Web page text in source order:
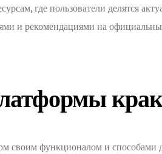
где пользователи делятся
и рекомендациями на
своим функционалом и способами